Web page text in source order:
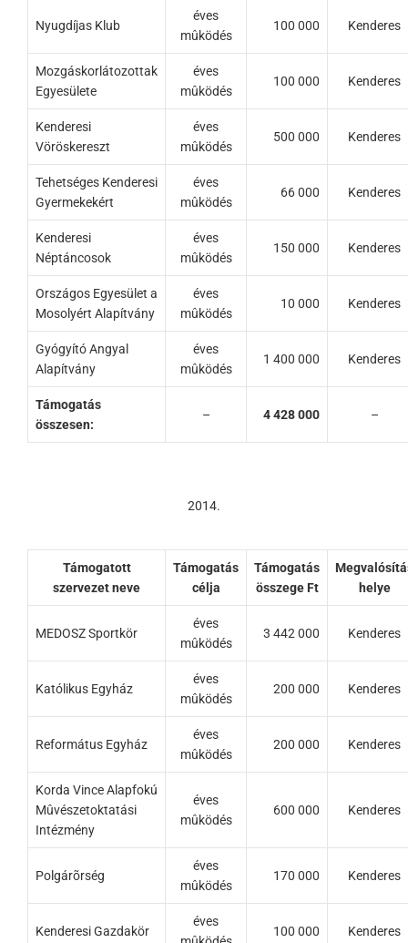
Nyugdíjas Klub
éves
mûködés
100 000 Kenderes
Mozgáskorlátozottak
Egyesülete
éves
mûködés
100 000 Kenderes
Kenderesi
Vöröskereszt
éves
mûködés
500 000 Kenderes
Tehetséges Kenderesi
Gyermekekért
éves
mûködés
66 000 Kenderes
Kenderesi
Néptáncosok
éves
mûködés
150 000 Kenderes
Országos Egyesület a
Mosolyért Alapítvány
éves
mûködés
10 000 Kenderes
Gyógyító Angyal
Alapítvány
éves
mûködés
1 400 000 Kenderes
Támogatás
összesen:
– 4 428 000 –
2014.
Támogatott
szervezet neve
Támogatás
célja
Támogatás
összege Ft
helye
MEDOSZ Sportkör
éves
mûködés
3 442 000 Kenderes
Katólikus Egyház
éves
mûködés
200 000 Kenderes
Református Egyház
éves
mûködés
200 000 Kenderes
Korda Vince Alapfokú
Mûvészetoktatási
Intézmény
éves
mûködés
600 000 Kenderes
Polgárõrség
éves
mûködés
170 000 Kenderes
Kenderesi Gazdakör
éves
100 000 Kenderes